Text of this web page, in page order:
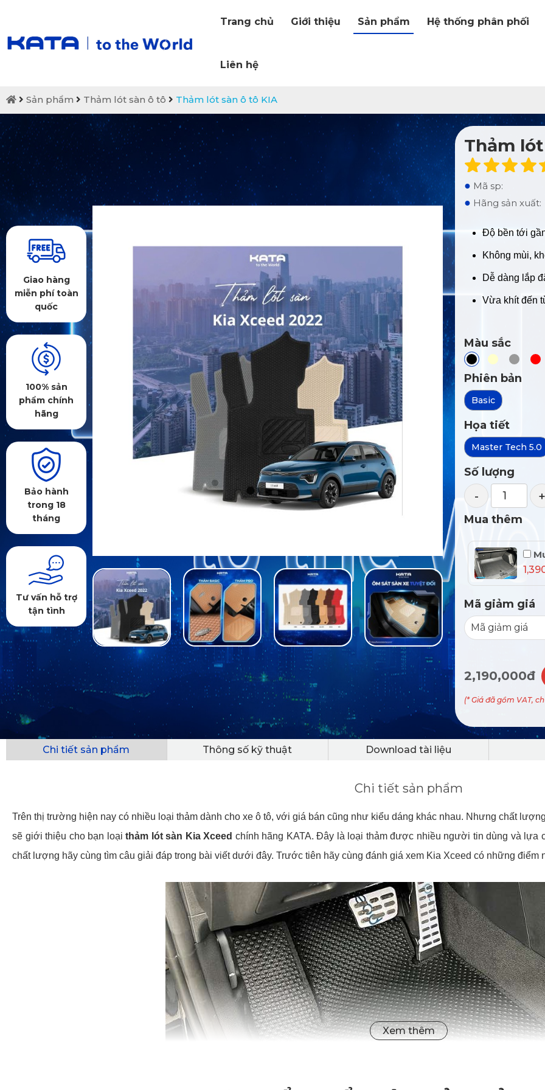
Trang chủ Giới thiệu Sản phẩm Hệ thống phân phối
Liên hệ
Sản phẩm Thảm lót sàn ô tô Thảm lót sàn ô tô KIA
Giao hàng
miễn phí toàn
quốc
100% sản
phẩm chính
hãng
Bảo hành
trong 18
tháng
Tư vấn hỗ trợ
tận tình
Thảm
● Mã sp:
● Hãng sản xuất:
Độ bền tới
Không mùi,
Dễ dàng lắp
Vừa khít đến
Màu sắc
Phiên bản
Basic
Họa tiết
Master Tech 5.0
Số lượng
-
Mua thêm
Mã giảm giá
2,190,000đ
(* Giá đã gồm VAT,
Chi tiết sản phẩm Thông số kỹ thuật Download tài liệu
Chi tiết sản phẩm
Trên thị trường hiện nay có nhiều loại thảm dành cho xe ô tô, với giá bán cũng như kiểu dáng khác nhau. Nhưng chất
sẽ giới thiệu cho bạn loạithảm lót sàn Kia Xceed chính hãng KATA. Đây là loại thảm được nhiều người tin dùng và lựa
chất lượng hãy cùng tìm câu giải đáp trong bài viết dưới đây. Trước tiên hãy cùng đánh giá xem Kia Xceed có những điểm